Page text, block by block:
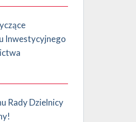
Inwestycyjnego
Rady Dzielnicy